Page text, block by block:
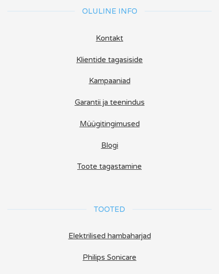
OLULINE INFO
Kontakt
Klientide tagasiside
Kampaaniad
Garantii ja teenindus
Müügitingimused
Blogi
Toote tagastamine
TOOTED
Elektrilised hambaharjad
Philips Sonicare